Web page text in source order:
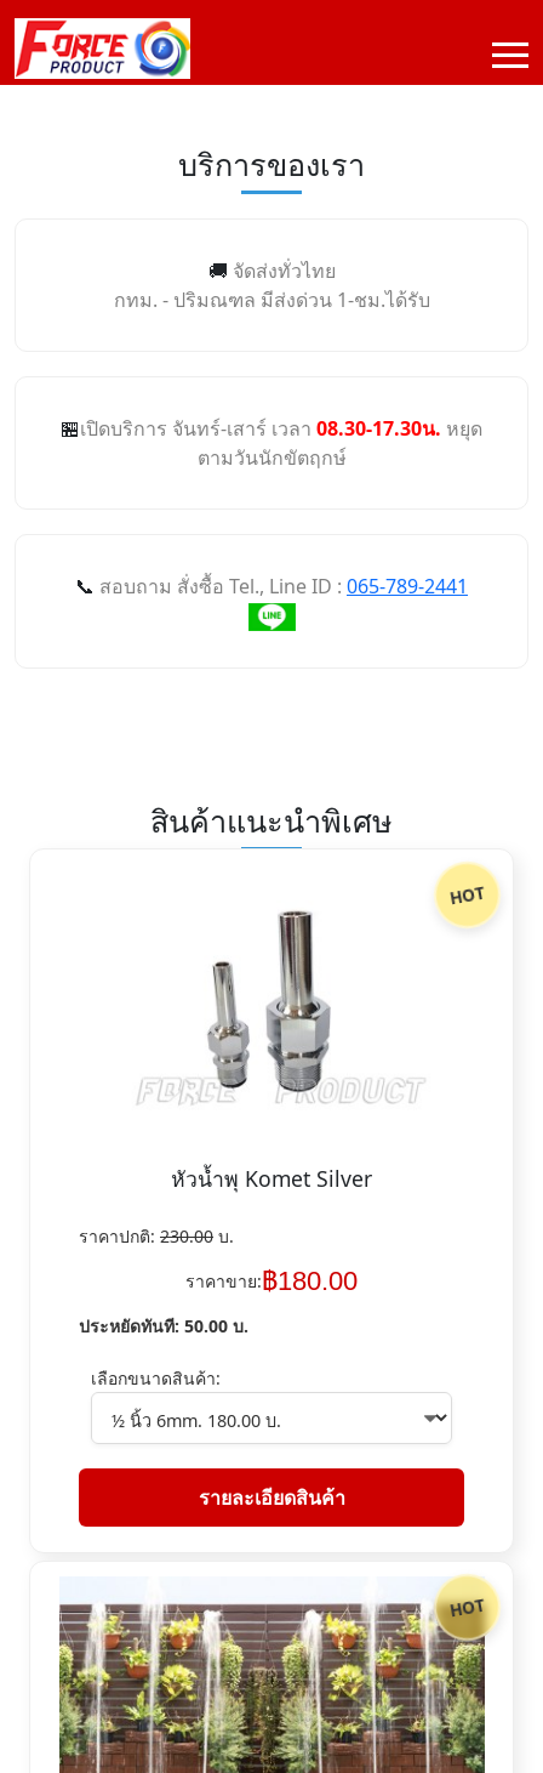
บริการของเรา
🚚 จัดส่งทั่วไทย
กทม. - ปริมณฑล มีส่งด่วน 1-ชม.ได้รับ
🏪เปิดบริการ จันทร์-เสาร์ เวลา 08.30-17.30น. หยุด
ตามวันนักขัตฤกษ์
📞 สอบถาม สั่งซื้อ Tel., Line ID : 065-789-2441
สินค้าแนะนำพิเศษ
HOT
หัวน้ำพุ Komet Silver
ราคาปกติ: 230.00 บ.
ราคาขาย:฿180.00
ประหยัดทันที: 50.00 บ.
เลือกขนาดสินค้า:
รายละเอียดสินค้า
HOT